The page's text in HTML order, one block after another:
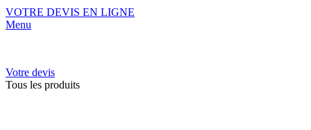
VOTRE DEVIS EN LIGNE
Menu
Votre devis
Tous les produits